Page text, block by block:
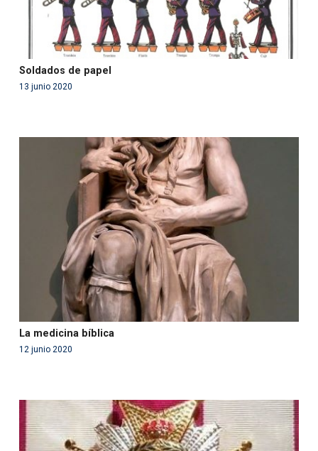
Soldados de papel
13 junio 2020
: Use of undefined constant php - assumed
'php' (this will throw an Error in a future version of PHP)
/var/www/acami.es/wp-
content/themes/fundcami/page-publicaciones.php
La medicina bíblica
12 junio 2020
Warning
: Use of undefined constant php - assumed
'php' (this will throw an Error in a future version of PHP)